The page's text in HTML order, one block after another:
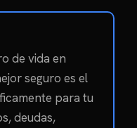
de vida en
seguro es el
para tu
deudas,